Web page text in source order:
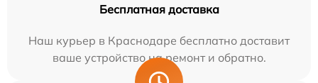
Бесплатная доставка
Наш курьер в Краснодаре бесплатно доставит
ваше устройство на ремонт и обратно.